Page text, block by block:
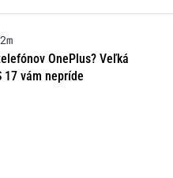
2m
OnePlus? Veľká
17 vám nepríde